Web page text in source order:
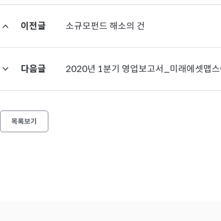
후
성
이전글 소규모펀드 해소의 건
다음글 2020년 1분기 영업보고서_미래에셋맵
목록보기